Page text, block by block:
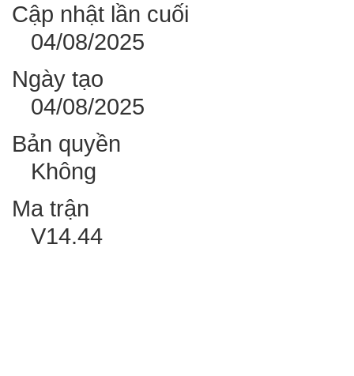
Cập nhật lần cuối
04/08/2025
Ngày tạo
04/08/2025
Bản quyền
Không
Ma trận
V14.44